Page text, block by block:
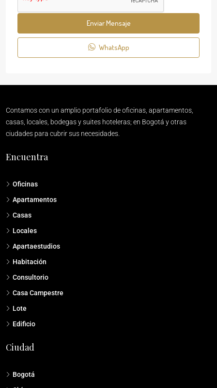
Enviar Mensaje
WhatsApp
Contamos con un amplio portafolio de oficinas, apartamentos,
casas, locales, bodegas y suites hoteleras; en Bogotá y otras
ciudades para cubrir sus necesidades.
Encuentra
Oficinas
Apartamentos
Casas
Locales
Apartaestudios
Habitación
Consultorio
Casa Campestre
Lote
Edificio
Ciudad
Bogotá